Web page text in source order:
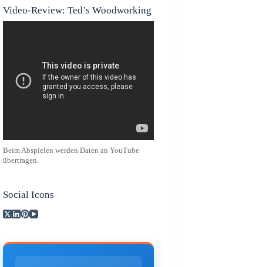
Video-Review: Ted’s Woodworking
Beim Abspielen werden Daten an YouTube
übertragen.
Social Icons